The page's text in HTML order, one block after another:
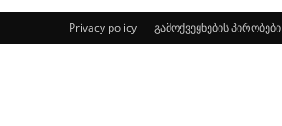
Privacy policy გამოქვეყნების პირობები